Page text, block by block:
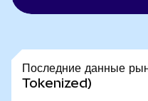
Последние данные
Tokenized)